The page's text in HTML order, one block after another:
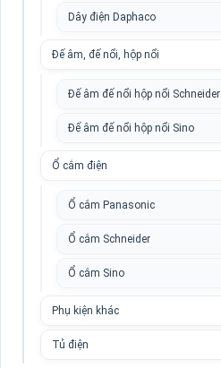
Dây điện Daphaco
Đế âm, đế nổi, hộp nổi
Đế âm đế nổi hộp nổi Schneider
Đế âm đế nổi hộp nổi Sino
Ổ cắm điện
Ổ cắm Panasonic
Ổ cắm Schneider
Ổ cắm Sino
Phụ kiện khác
Tủ điện